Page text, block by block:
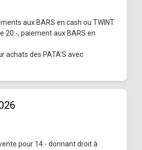
aux BARS en cash ou TWINT
20.-, paiement aux BARS en
achats des PATA'S avec
pour 14.- donnant droit à